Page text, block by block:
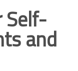
Self-
and